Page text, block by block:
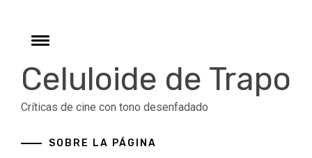
contentToggle
Celuloide de Trapo
Críticas de cine con tono desenfadado
SOBRE LA PÁGINA